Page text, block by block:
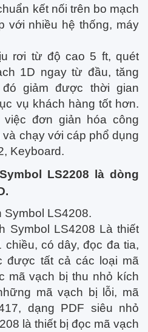
kết nối trên bo mạch
với nhiều hệ thống, máy
rơi từ độ cao 5 ft, quét
1D ngay từ đầu, tăng
giảm được thời gian
vụ khách hàng tốt hơn.
đơn giản hóa công
chạy với cáp phổ dụng
Keyboard.
LS2208 là dòng
LS4208.
Symbol LS4208 Là thiết
chiều, có dây, đọc đa tia,
được tất cả các loại mã
mã vạch bị thu nhỏ kích
mã vạch bị lỗi, mã
dạng PDF siêu nhỏ
là thiết bị đọc mã vạch